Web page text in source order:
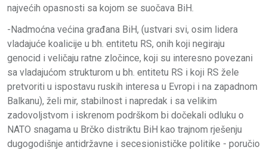
najvećih opasnosti sa kojom se suočava BiH.
-Nadmoćna većina građana BiH, (ustvari svi, osim lidera
vladajuće koalicije u bh. entitetu RS, onih koji negiraju
genocid i veličaju ratne zločince, koji su interesno povezani
sa vladajućom strukturom u bh. entitetu RS i koji RS žele
pretvoriti u ispostavu ruskih interesa u Evropi i na zapadnom
Balkanu), želi mir, stabilnost i napredak i sa velikim
zadovoljstvom i iskrenom podrškom bi dočekali odluku o
NATO snagama u Brčko distriktu BiH kao trajnom rješenju
dugogodišnje antidržavne i secesionističke politike - poručio